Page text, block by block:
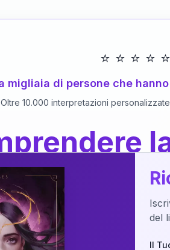
⭐ ⭐ ⭐ ⭐ ⭐
migliaia di persone che
Oltre 10.000 interpretazioni
della tua Matrice del
o studiando
del Libro
del
Il